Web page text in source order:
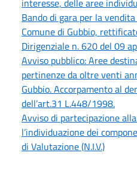
interesse, delle aree
Bando di gara per la
Comune di Gubbio,
Dirigenziale n. 620 del 09
Avviso pubblico: Aree
pertinenze da oltre venti
Gubbio. Accorpamento al
dell’art.31 L.448/1998.
Avviso di partecipazione
l’individuazione dei
di Valutazione (N.I.V.)